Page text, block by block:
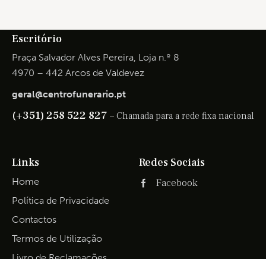
Escritório
Praça Salvador Alves Pereira, Loja n.º 8
4970 – 442 Arcos de Valdevez
geral@centrofunerario.pt
(+351) 258 522 827 – Chamada para a rede fixa nacional
Links
Home
Política de Privacidade
Contactos
Termos de Utilização
Redes Sociais
Facebook